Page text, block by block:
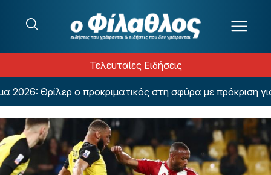
Τελευταίες Ειδήσεις
Θρίλερ ο προκριματικός στη σφύρα με πρόκριση